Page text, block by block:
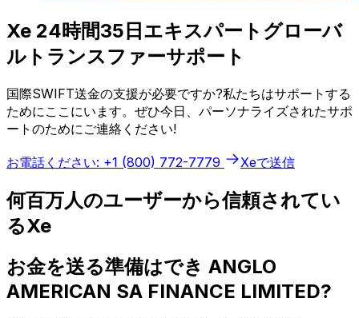
Xe 24時間35日エキスパートグローバ
ルトランスファーサポート
国際SWIFT送金の支援が必要ですか?私たちはサポートする
ためにここにいます。ぜひ今日、パーソナライズされたサポ
ートのためにご連絡ください!
お電話ください: +1 (800) 772-7779 Xeで送信
何百万人のユーザーから信頼されてい
るXe
お金を送る準備はでき ANGLO
AMERICAN SA FINANCE LIMITED?